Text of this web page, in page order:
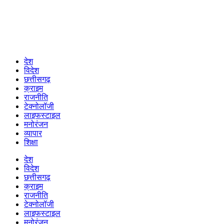
देश
विदेश
छत्तीसगढ़
क्राइम
राजनीति
टेक्नोलॉजी
लाइफस्टाइल
मनोरंजन
व्यापार
शिक्षा
देश
विदेश
छत्तीसगढ़
क्राइम
राजनीति
टेक्नोलॉजी
लाइफस्टाइल
मनोरंजन